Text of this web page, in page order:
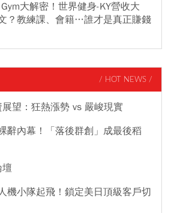
大解密！世界健身-KY營收大
？教練課、會籍…誰才是真正賺錢
/ HOT NEWS /
望：狂熱漲勢 vs 嚴峻現實
辭內幕！「落後群創」成最後稻
壇
機小隊起飛！鎖定美日頂級客戶切